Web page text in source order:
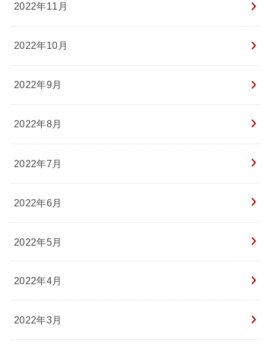
2022年11月
2022年10月
2022年9月
2022年8月
2022年7月
2022年6月
2022年5月
2022年4月
2022年3月